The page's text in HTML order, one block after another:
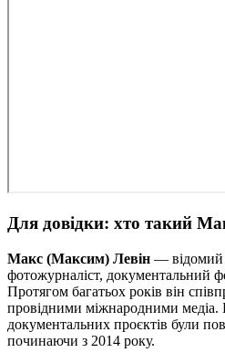
Для довідки: хто такий
Макс (Максим) Левін — відомий
фотожурналіст, документальний
Протягом багатьох років він
провідними міжнародними медіа.
документальних проєктів були
починаючи з 2014 року.